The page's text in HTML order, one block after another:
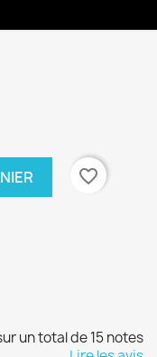
favorite_border
un total de 15 notes